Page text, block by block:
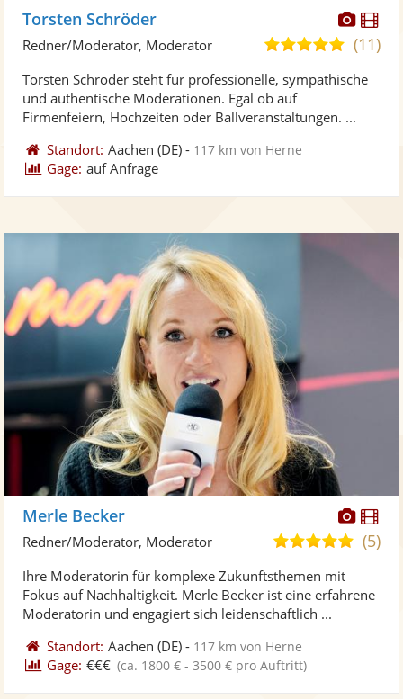
Fotos
Torsten Schröder
4,9
5
(11)
Redner/Moderator, Moderator
Torsten Schröder steht für professionelle, sympathische
und authentische Moderationen. Egal ob auf
Firmenfeiern, Hochzeiten oder Ballveranstaltungen. ...
Standort: Aachen (DE) - 117 km von Herne
Gage: auf Anfrage
Merle Becker
5,0(5)
Redner/Moderator, Moderator
Ihre Moderatorin für komplexe Zukunftsthemen mit
Fokus auf Nachhaltigkeit. Merle Becker ist eine erfahrene
Moderatorin und engagiert sich leidenschaftlich ...
Standort: Aachen (DE) - 117 km von Herne
Gage: €€€ (ca. 1800 € - 3500 € pro Auftritt)